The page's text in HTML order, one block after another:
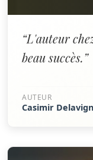
“L'auteur
beau succès.”
AUTEUR
Casimir